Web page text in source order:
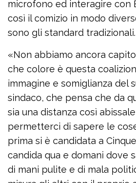
microfono ed interagire con
così il comizio in modo
sono gli standard tradizionali.
«Non abbiamo ancora
che colore è questa
immagine e somiglianza del
sindaco, che pensa che da
sia una distanza così
permetterci di sapere le
prima si è candidata a
candida qua e domani dove
di mani pulite e di mala